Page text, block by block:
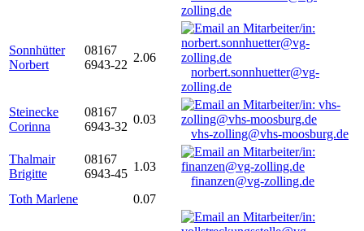
zolling.de
Sonnhütter
Norbert
08167
6943-22
2.06
norbert.sonnhuetter@vg-
zolling.de
Steinecke
Corinna
08167
6943-32
0.03
vhs-zolling@vhs-moosburg.de
Thalmair
Brigitte
08167
6943-45
1.03
finanzen@vg-zolling.de
Toth Marlene
0.07